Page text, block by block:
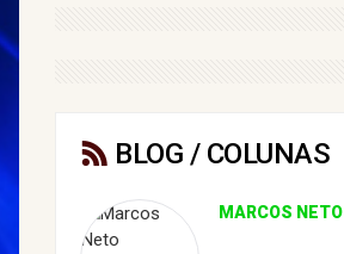
BLOG / COLUNAS
MARCOS NETO